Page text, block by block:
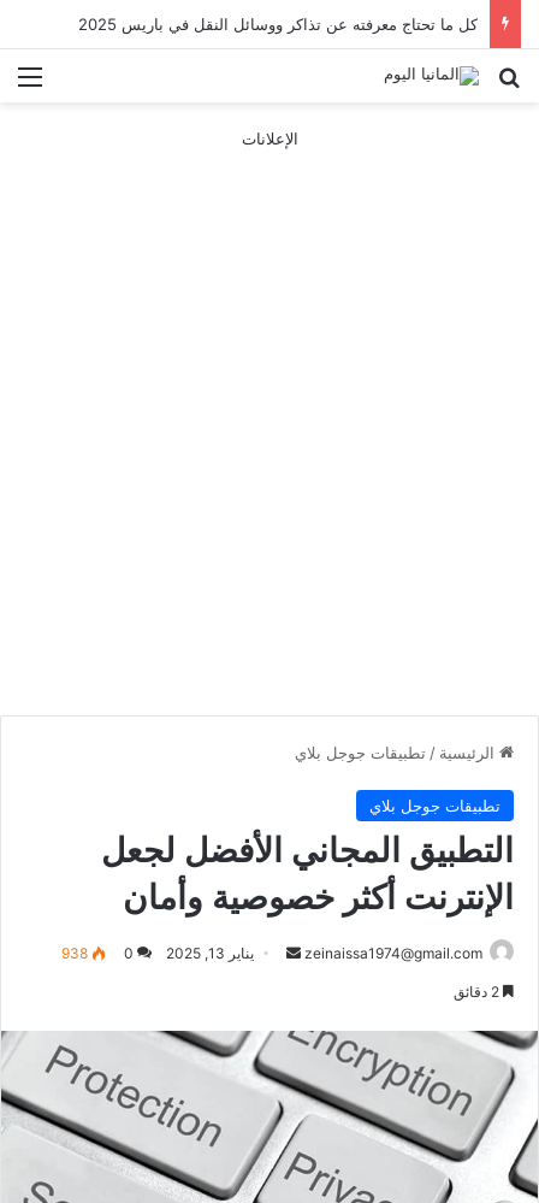
كل ما تحتاج معرفته عن تذاكر ووسائل النقل في باريس 2025
بحث عن
الإعلانات
الرئيسية / تطبيقات جوجل بلاي
تطبيقات جوجل بلاي
التطبيق المجاني الأفضل لجعل
الإنترنت أكثر خصوصية وأمان
zeinaissa1974@gmail.com
أرسل يناير 13, 2025 0
938